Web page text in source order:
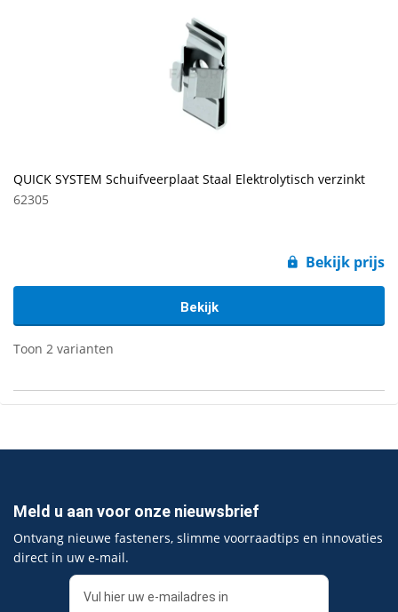
QUICK SYSTEM Schuifveerplaat Staal Elektrolytisch verzinkt
62305
Bekijk prijs
Bekijk
Toon 2 varianten
Meld u aan voor onze nieuwsbrief
Ontvang nieuwe fasteners, slimme voorraadtips en innovaties
direct in uw e‑mail.